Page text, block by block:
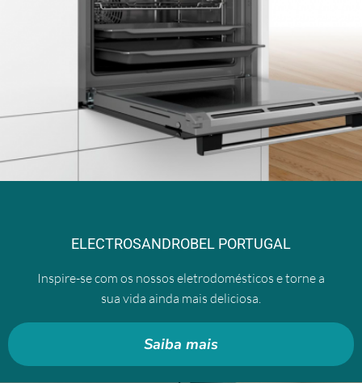
ELECTROSANDROBEL PORTUGAL
Inspire-se com os nossos eletrodomésticos e torne a
sua vida ainda mais deliciosa.
Saiba mais